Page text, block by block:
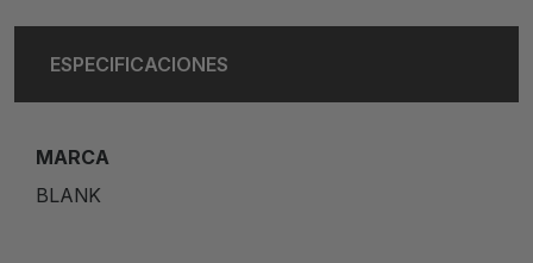
ESPECIFICACIONES
MARCA
BLANK